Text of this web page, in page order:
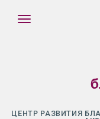
ЦЕНТР РАЗВИТИЯ